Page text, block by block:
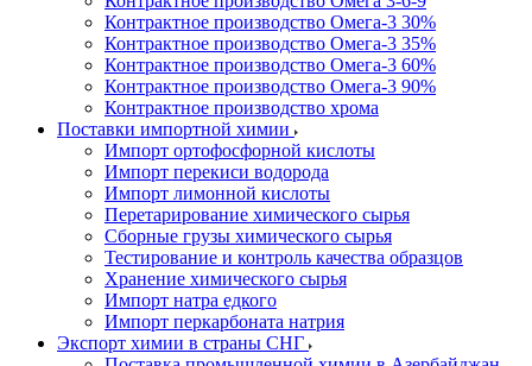
Контрактное производство Омега-3 30%
Контрактное производство Омега-3 35%
Контрактное производство Омега-3 60%
Контрактное производство Омега-3 90%
Контрактное производство хрома
Поставки импортной химии
Импорт ортофосфорной кислоты
Импорт перекиси водорода
Импорт лимонной кислоты
Перетарирование химического сырья
Сборные грузы химического сырья
Тестирование и контроль качества образцов
Хранение химического сырья
Импорт натра едкого
Импорт перкарбоната натрия
Экспорт химии в страны СНГ